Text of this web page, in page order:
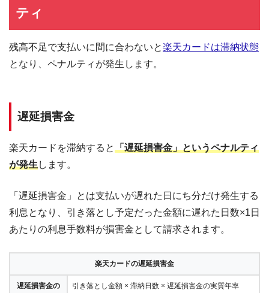
安定した収入と返済能力を有する方でパート・アルバイトをしていれば学
生・主婦でも申し込みOK!!
ティ
残高不足で支払いに間に合わないと楽天カードは滞納状態
となり、ペナルティが発生します。
遅延損害金
楽天カードを滞納すると「遅延損害金」というペナルティ
が発生します。
「遅延損害金」とは支払いが遅れた日にち分だけ発生する
利息となり、引き落とし予定だった金額に遅れた日数×1日
あたりの利息手数料が損害金として請求されます。
楽天カードの遅延損害金
遅延損害金の
引き落とし金額 × 滞納日数 × 遅延損害金の実質年率